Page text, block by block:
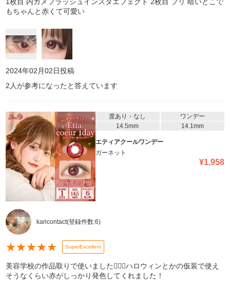
もちゃんと赤くて可愛い
2024年02月02日投稿
2 人が参考になったと答えています
度あり・なし
ワンデー
14.5mm
14.1mm
エティアクールワンデー
ガーネット
¥1,958
karicontact(登録件数:6)
★★★★★ SuperExcellent
美容学校の作品取りで使いました🙆🏻‍♀️ハロウィンとかの仮装で使え
そうなくらい赤がしっかり発色してくれました！